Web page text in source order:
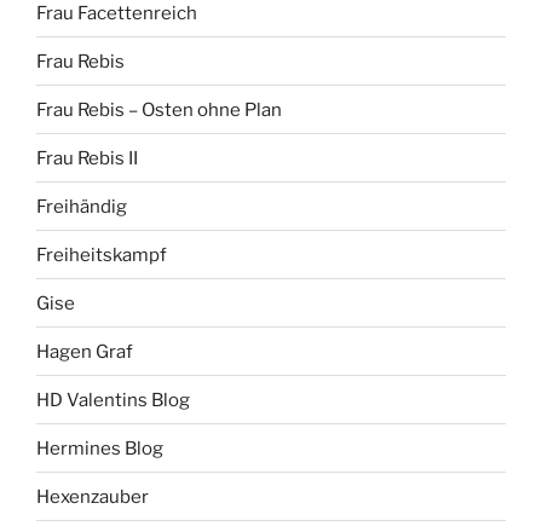
Frau Facettenreich
Frau Rebis
Frau Rebis – Osten ohne Plan
Frau Rebis II
Freihändig
Freiheitskampf
Gise
Hagen Graf
HD Valentins Blog
Hermines Blog
Hexenzauber